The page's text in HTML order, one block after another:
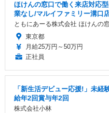
ほけんの窓口で働く来店対応
業なし/マルイファミリー溝口
ともにあーる株式会社 ほけんの
東京都
月給25万円～50万円
正社員
「新生活デビュー応援!」未
給年2回賞与年2回
株式会社小林